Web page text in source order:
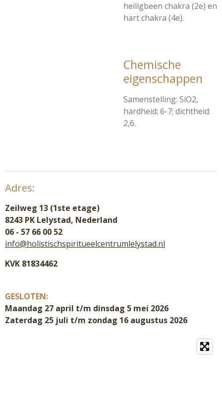
heiligbeen chakra (2e) en
hart chakra (4e).
Chemische
eigenschappen
Samenstelling: SiO2,
hardheid: 6-7; dichtheid:
2,6.
Adres:
Zeilweg 13 (1ste etage)
8243 PK Lelystad, Nederland
06 - 57 66 00 52
info@holistischspiritueelcentrumlelystad.nl
KVK 81834462
GESLOTEN:
Maandag 27 april t/m dinsdag 5 mei 2026
Zaterdag 25 juli t/m zondag 16 augustus 2026